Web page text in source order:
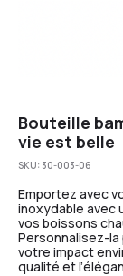
Bouteille
vie est belle
SKU: 30-003-06
Emportez avec
inoxydable avec
vos boissons
Personnalisez-
votre impact
qualité et